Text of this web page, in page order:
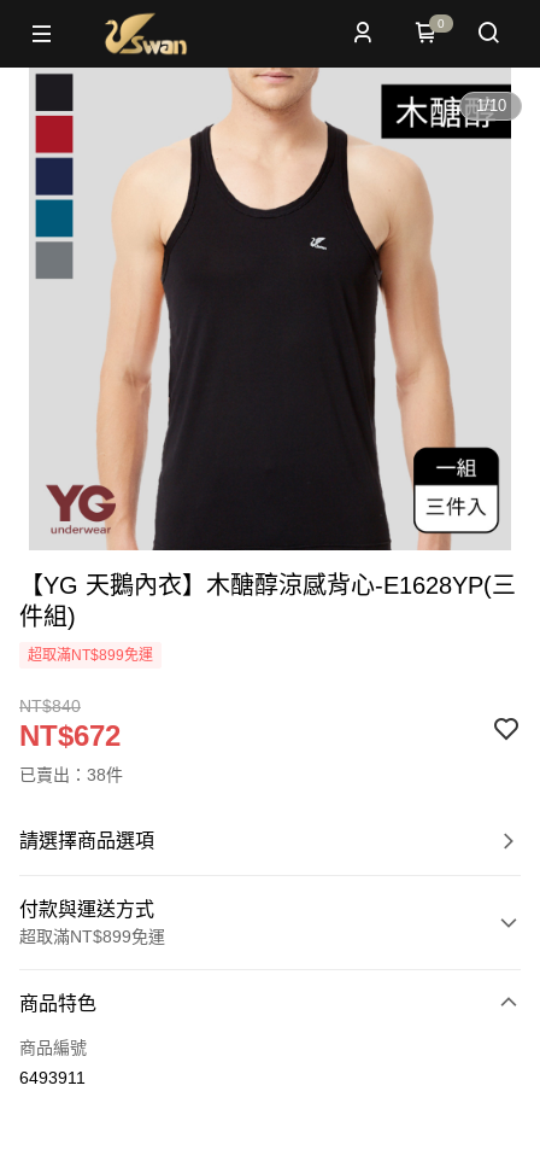
0
1/10
【YG 天鵝內衣】木醣醇涼感背心-E1628YP(三
件組)
超取滿NT$899免運
NT$840
NT$672
已賣出：38件
請選擇商品選項
付款與運送方式
超取滿NT$899免運
信用卡一次付款
超商取貨付款
商品特色
商品編號
6493911